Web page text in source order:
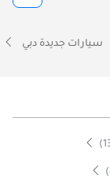
سيارات جديدة دبي